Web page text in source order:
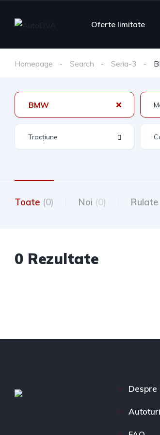
Oferte limitate
Homepage Search Seria-3
BMW
Toate (0) Noi (0) Rulate
0 Rezultate
Despre